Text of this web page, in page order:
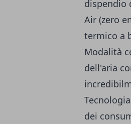
dispendio
Air (zero
termico a
Modalità
dell'aria
dei